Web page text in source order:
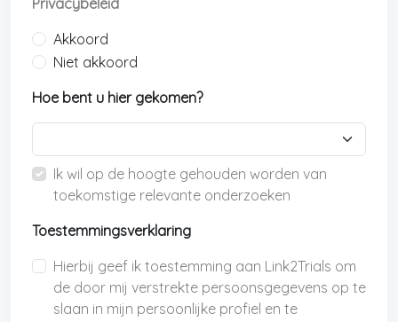
Privacybeleid
Akkoord
Niet akkoord
Hoe bent u hier gekomen?
Ik wil op de hoogte gehouden worden van
toekomstige relevante onderzoeken
Toestemmingsverklaring
Hierbij geef ik toestemming aan Link2Trials om
de door mij verstrekte persoonsgegevens op te
slaan in mijn persoonlijke profiel en te